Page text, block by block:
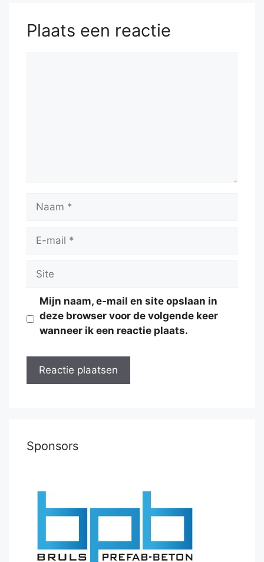
Plaats een reactie
Naam
Site
Mijn naam, e-mail en site opslaan in
deze browser voor de volgende keer
wanneer ik een reactie plaats.
Sponsors